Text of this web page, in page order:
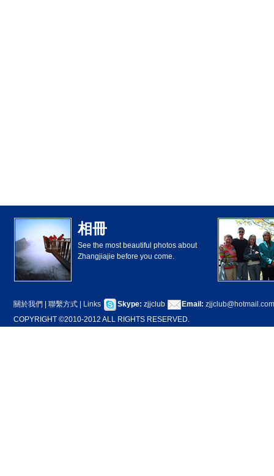
相冊
See the most beautiful photos about
Zhangjiajie before you come.
關於我們 聯繫方式 Links Skype: zjjclub Email: zjjclub@hotmail.com
COPYRIGHT ©2010-2012 ALL RIGHTS RESERVED.